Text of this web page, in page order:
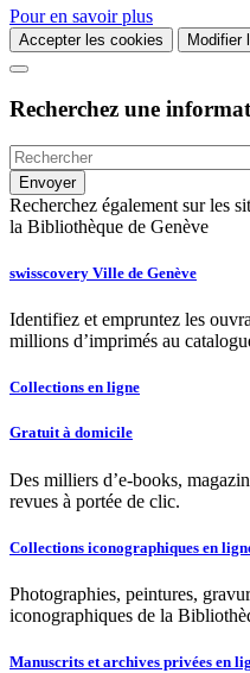
Pour en savoir plus
Accepter les cookies Modifier
Recherchez une
Recherchez également sur les
la Bibliothèque de Genève
swisscovery Ville de Genève
Identifiez et empruntez les
millions d’imprimés au
Collections en ligne
Gratuit à domicile
Des milliers d’e-books,
revues à portée de clic.
Collections iconographiques en
Photographies, peintures,
iconographiques de la
Manuscrits et archives privées en